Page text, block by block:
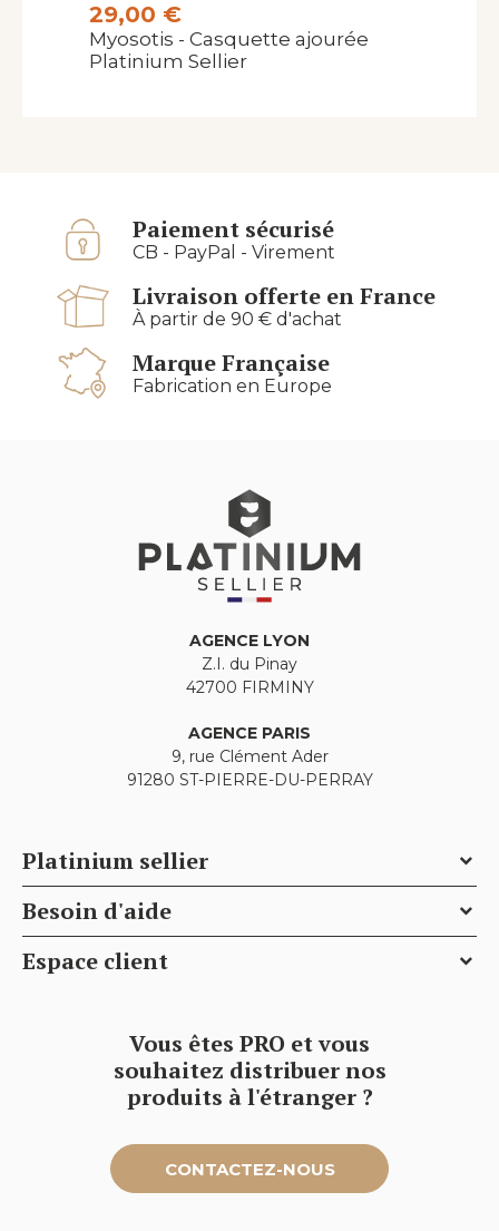
29,00 €
Myosotis - Casquette ajourée
Platinium Sellier
Paiement sécurisé
CB - PayPal - Virement
Livraison offerte en France
À partir de 90 € d'achat
Marque Française
Fabrication en Europe
AGENCE LYON
Z.I. du Pinay
42700 FIRMINY
AGENCE PARIS
9, rue Clément Ader
91280 ST-PIERRE-DU-PERRAY
Platinium sellier
Conditions générales de ventes
Qui sommes-nous
Plan du site
Besoin d'aide
FAQ
Sécurité de paiement
Retour marchandise
Espace client
Mes bons de réduction
Vous êtes PRO et vous
souhaitez distribuer nos
produits à l'étranger ?
CONTACTEZ-NOUS